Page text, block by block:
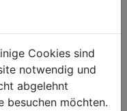
170
170
Cookies sind
notwendig und
abgelehnt
besuchen möchten.